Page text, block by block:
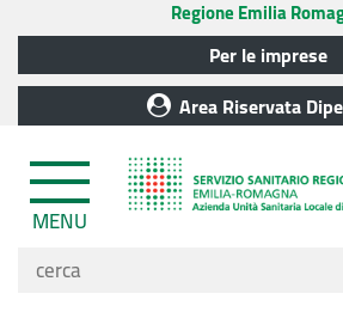
Regione Emilia
Per le imprese
Area Riservata
MENU